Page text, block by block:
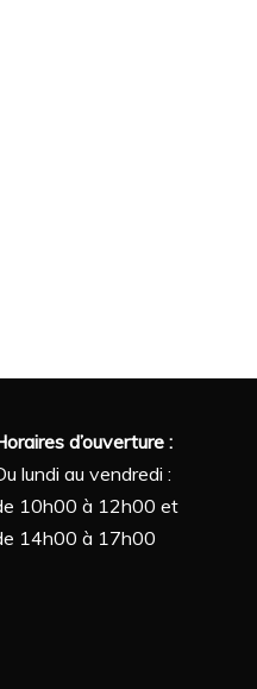
d’ouverture :
lundi au vendredi :
10h00 à 12h00 et
14h00 à 17h00